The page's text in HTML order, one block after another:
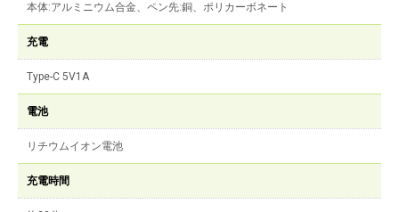
本体:アルミニウム合金、ペン先:銅、ポリカーボネート
充電
Type-C 5V1A
電池
リチウムイオン電池
充電時間